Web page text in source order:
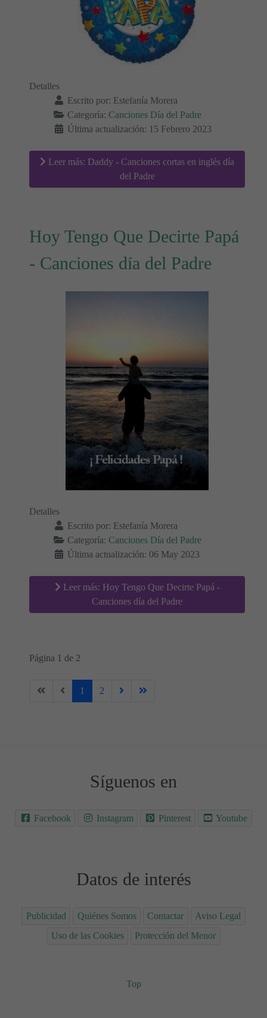
Detalles
Escrito por: Estefanía Morera
Categoría: Canciones Día del Padre
Última actualización: 15 Febrero 2023
Leer más: Daddy - Canciones cortas en inglés día
del Padre
Hoy Tengo Que Decirte Papá
- Canciones día del Padre
Detalles
Escrito por: Estefanía Morera
Categoría: Canciones Día del Padre
Última actualización: 06 May 2023
Leer más: Hoy Tengo Que Decirte Papá -
Canciones día del Padre
Página 1 de 2
1 2
Síguenos en
Facebook Instagram Pinterest Youtube
Datos de interés
Publicidad Quiénes Somos Contactar
Aviso Legal
Uso de las Cookies
Protección del Menor
Top